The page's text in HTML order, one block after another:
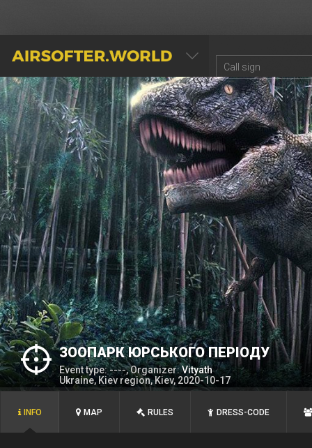
AIRSOFTER.WORLD
ЗООПАРК ЮРСЬКОГО ПЕРІОДУ
Event type: ----, Organizer:Vityath
Ukraine, Kiev region, Kiev, 2020-10-17
INFO MAP RULES DRESS-CODE